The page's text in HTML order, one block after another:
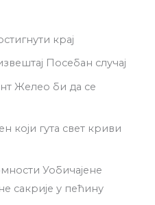
крај
Посебан случај
Желео би да се
који гута свет криви
Уобичајене
сакрије у пећину